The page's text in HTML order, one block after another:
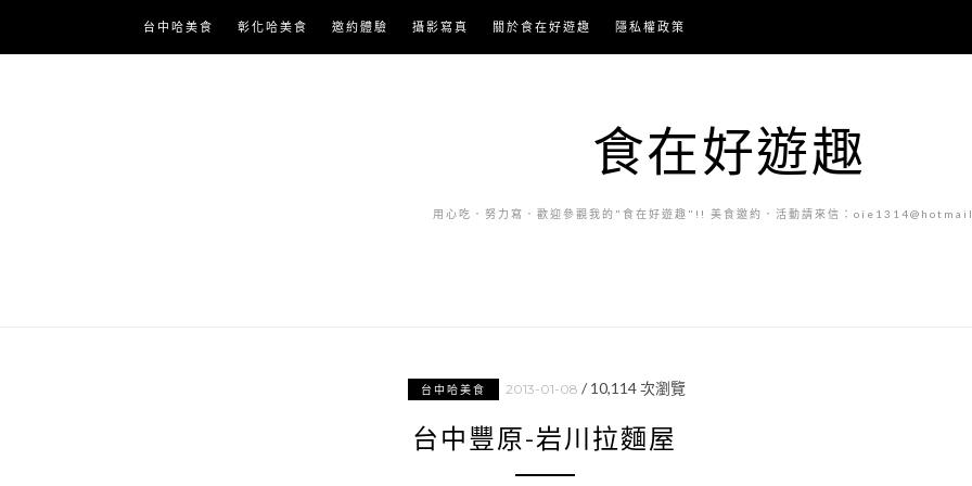
content
台中哈美食 彰化哈美食 邀約體驗 攝影寫真 關於食在好遊趣 隱私權政策
食在好遊趣
用心吃．努力寫．歡迎參觀我的"食在好遊趣"!! 美食邀約．活動請來信：
台中哈美食 2013-01-08 / 10,114次瀏覽
台中豐原-岩川拉麵屋